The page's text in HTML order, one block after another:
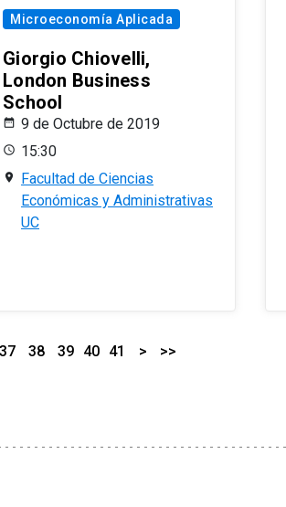
Microeconomía Aplicada
Giorgio Chiovelli,
London Business
School
9 de Octubre de 2019
15:30
Facultad de Ciencias
Económicas y Administrativas
UC
37 38 39 40 41 > >>